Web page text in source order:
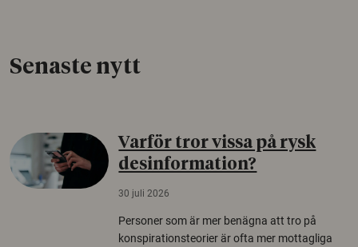
Senaste nytt
Varför tror vissa på rysk
desinformation?
30 juli 2026
Personer som är mer benägna att tro på
konspirationsteorier är ofta mer mottagliga